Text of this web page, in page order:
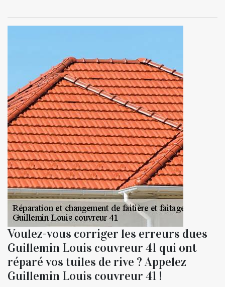
Voulez-vous corriger les erreurs dues
Guillemin Louis couvreur 41 qui ont
réparé vos tuiles de rive ? Appelez
Guillemin Louis couvreur 41 !